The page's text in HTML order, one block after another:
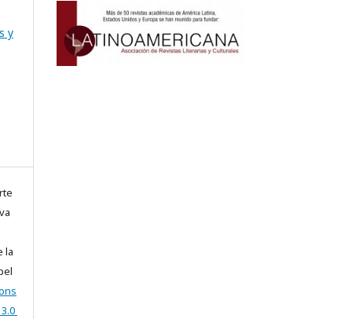
y
la